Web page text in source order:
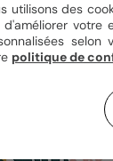
utilisons des
d'améliorer votre
selon
politique de